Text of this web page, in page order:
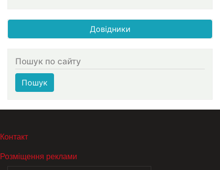
Довідники
Пошук по сайту
Пошук
МЕНЮ В ПОДВАЛЕ
Контакт
Розміщення реклами